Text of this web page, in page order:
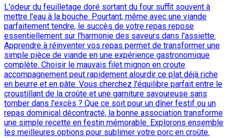
L'odeur du feuilletage doré sortant du four suffit souvent à
mettre l'eau à la bouche. Pourtant, même avec une viande
parfaitement tendre, le succès de votre repas repose
essentiellement sur l'harmonie des saveurs dans l'assiette.
Apprendre à réinventer vos repas permet de transformer une
simple pièce de viande en une expérience gastronomique
complète. Choisir le mauvais filet mignon en croute
accompagnement peut rapidement alourdir ce plat déjà riche
en beurre et en pâte. Vous cherchez l'équilibre parfait entre le
croustillant de la croûte et une garniture savoureuse sans
tomber dans l'excès ? Que ce soit pour un dîner festif ou un
repas dominical décontracté, la bonne association transforme
une simple recette en festin mémorable. Explorons ensemble
les meilleures options pour sublimer votre porc en croûte.